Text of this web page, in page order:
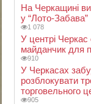
На Черкащині
у “Лото-Забава”
1 078
У центрі
майданчик для
910
У Черкасах
розблокувати
торговельного
905